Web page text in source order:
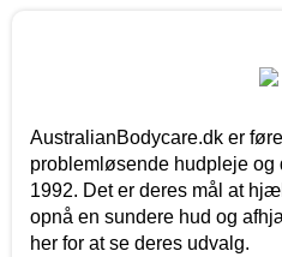
AustralianBodycare.dk er
problemløsende hudpleje
1992. Det er deres mål at
opnå en sundere hud og
her for at se deres udvalg.